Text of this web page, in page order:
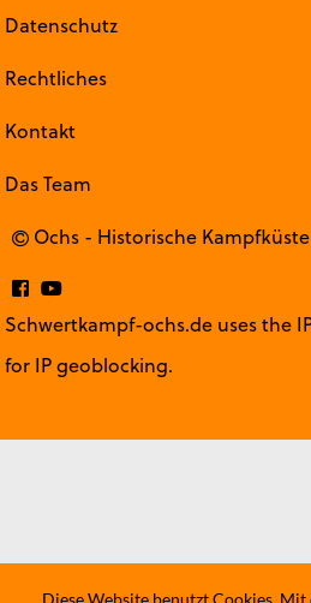
Datenschutz
Rechtliches
Kontakt
Das Team
Ochs - Historische Kampfküste
Schwertkampf-ochs.de uses the
for IP geoblocking.
Diese Website benutzt Cookies.